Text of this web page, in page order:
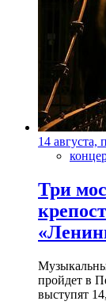
14 августа,
Три
пройдет в
выступят